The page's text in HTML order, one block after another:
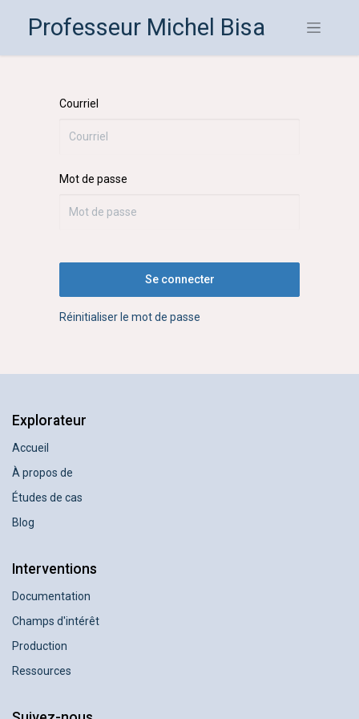
Professeur Michel Bisa
Courriel
Mot de passe
Se connecter
Réinitialiser le mot de passe
Explorateur
Accueil
À propos de
Études de cas
Blog
Interventions
Documentation
Champs d'intérêt
Production
Ressources